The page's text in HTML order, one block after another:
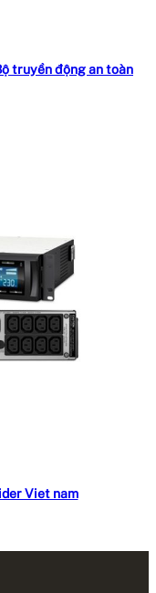
truyền động an toàn
Viet nam